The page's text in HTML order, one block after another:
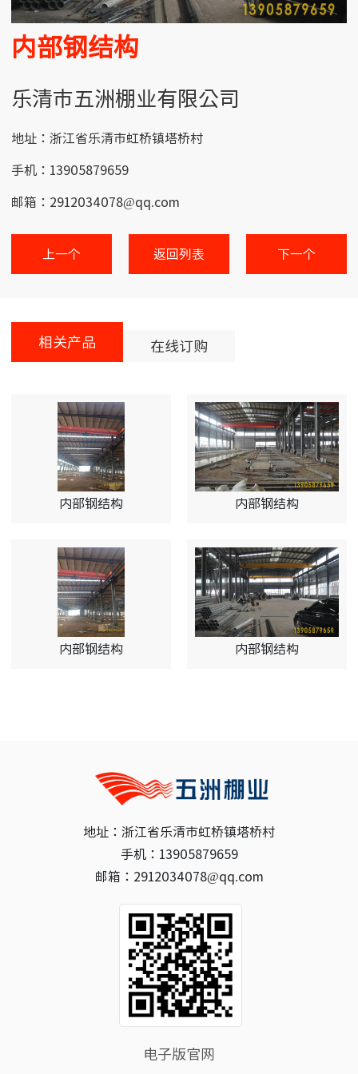
内部钢结构
乐清市五洲棚业有限公司
地址：浙江省乐清市虹桥镇塔桥村
手机：13905879659
邮箱：2912034078@qq.com
上一个 返回列表 下一个
相关产品 在线订购
内部钢结构 内部钢结构
内部钢结构 内部钢结构
地址：浙江省乐清市虹桥镇塔桥村
手机：13905879659
邮箱：2912034078@qq.com
电子版官网